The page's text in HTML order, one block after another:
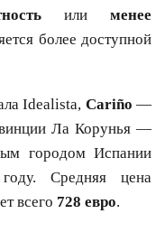
или менее
более доступной
Idealista, Cariño —
Ла Корунья —
городом Испании
Средняя цена
всего 728 евро.